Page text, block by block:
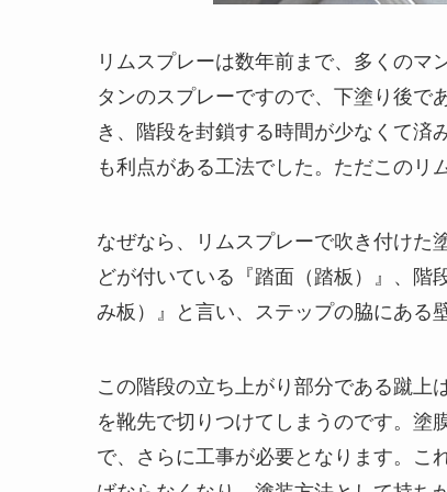
リムスプレーは数年前まで、多くのマ
タンのスプレーですので、下塗り後で
き、階段を封鎖する時間が少なくて済
も利点がある工法でした。ただこのリ
なぜなら、リムスプレーで吹き付けた
どが付いている『踏面（踏板）』、階
み板）』と言い、ステップの脇にある
この階段の立ち上がり部分である蹴上
を靴先で切りつけてしまうのです。塗
で、さらに工事が必要となります。こ